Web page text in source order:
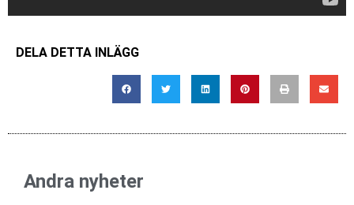
DELA DETTA INLÄGG
Andra nyheter